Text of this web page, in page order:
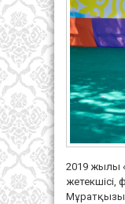
2019 жылы
жетекшісі,